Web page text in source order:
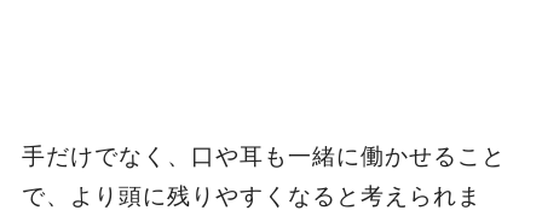
手だけでなく、口や耳も一緒に働かせること
で、より頭に残りやすくなると考えられま